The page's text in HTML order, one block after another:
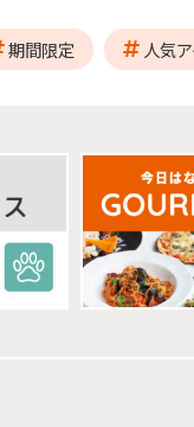
期間限定 人気